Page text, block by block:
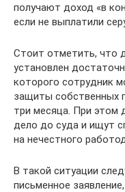
получают доход «в
если не выплатили
Стоит отметить, что
установлен
которого сотрудник
защиты собственных
три месяца. При этом
дело до суда и ищут
на нечестного
В такой ситуации
письменное